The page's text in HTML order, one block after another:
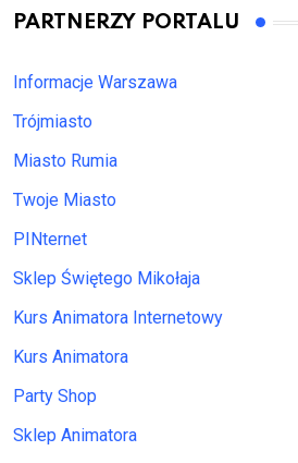
PARTNERZY PORTALU
Informacje Warszawa
Trójmiasto
Miasto Rumia
Twoje Miasto
PINternet
Sklep Świętego Mikołaja
Kurs Animatora Internetowy
Kurs Animatora
Party Shop
Sklep Animatora